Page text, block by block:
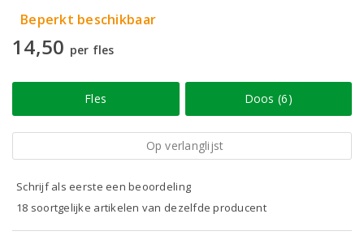
Beperkt beschikbaar
14,50 per fles
Fles Doos (6)
Op verlanglijst
Schrijf als eerste een beoordeling
18 soortgelijke artikelen van dezelfde producent